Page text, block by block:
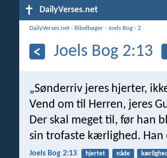
DailyVerses.net
DailyVerses.net › Bibelbøger ›Joels Bog ›2
Joels Bog 2:13
„Sønderriv jeres hjerter,
Vend om til Herren, jeres
Der skal meget til, før han
sin trofaste kærlighed.
Joels Bog 2:13 hjertet nåde kærlighed